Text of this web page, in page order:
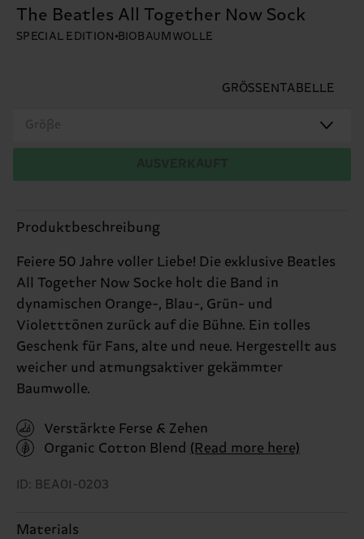
The Beatles All Together Now Sock
SPECIAL EDITION BIOBAUMWOLLE
GRÖSSENTABELLE
Größe
Produktbeschreibung
Feiere 50 Jahre voller Liebe! Die exklusive Beatles
All Together Now Socke holt die Band in
dynamischen Orange-, Blau-, Grün- und
Violetttönen zurück auf die Bühne. Ein tolles
Geschenk für Fans, alte und neue. Hergestellt aus
weicher und atmungsaktiver gekämmter
Baumwolle.
Verstärkte Ferse & Zehen
Organic Cotton Blend (Read more here)
ID: BEA01-0203
Materials